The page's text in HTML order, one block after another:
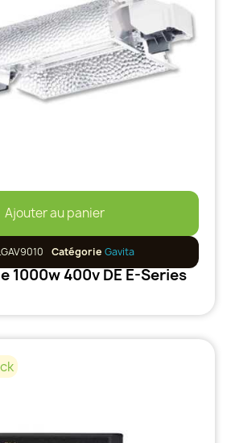
Ajouter au panier
Catégorie Gavita
1000w 400v DE E-Series